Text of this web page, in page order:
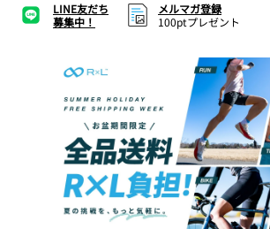
LINE友だち
募集中！
メルマガ登録
100ptプレゼント